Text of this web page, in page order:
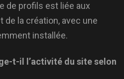
de profils est liée aux
la création, avec une
installée.
t-il l’activité du site selon